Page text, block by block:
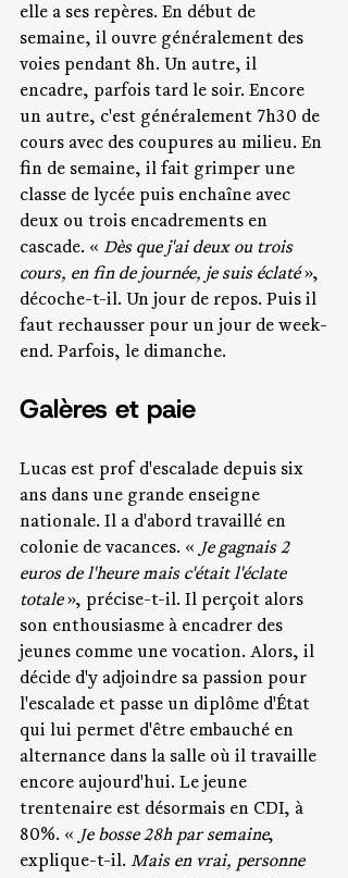
elle a ses repères. En début de
semaine, il ouvre généralement des
voies pendant 8h. Un autre, il
encadre, parfois tard le soir. Encore
un autre, c'est généralement 7h30 de
cours avec des coupures au milieu. En
fin de semaine, il fait grimper une
classe de lycée puis enchaîne avec
deux ou trois encadrements en
cascade. « Dès que j'ai deux ou trois
cours, en fin de journée, je suis éclaté »,
décoche-t-il. Un jour de repos. Puis il
faut rechausser pour un jour de week-
end. Parfois, le dimanche.
Galères et paie
Lucas est prof d'escalade depuis six
ans dans une grande enseigne
nationale. Il a d'abord travaillé en
colonie de vacances. « Je gagnais 2
euros de l'heure mais c'était l'éclate
totale », précise-t-il. Il perçoit alors
son enthousiasme à encadrer des
jeunes comme une vocation. Alors, il
décide d'y adjoindre sa passion pour
l'escalade et passe un diplôme d'État
qui lui permet d'être embauché en
alternance dans la salle où il travaille
encore aujourd'hui. Le jeune
trentenaire est désormais en CDI, à
80%. « Je bosse 28h par semaine,
explique-t-il. Mais en vrai, personne